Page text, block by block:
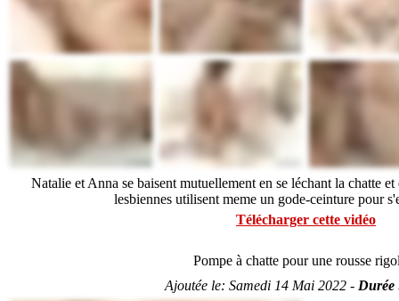
Natalie et Anna se baisent mutuellement en se léchant la chatte
lesbiennes utilisent meme un gode-ceinture pour
Télécharger cette vidéo
Pompe à chatte pour une rousse
Ajoutée le:Samedi 14 Mai 2022 - Durée